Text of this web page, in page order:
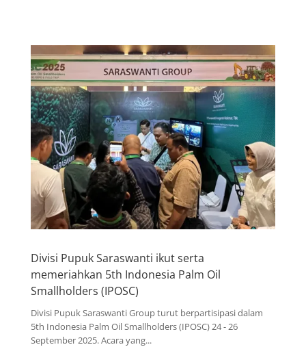
Divisi Pupuk Saraswanti ikut serta
memeriahkan 5th Indonesia Palm Oil
Smallholders (IPOSC)
Divisi Pupuk Saraswanti Group turut berpartisipasi dalam
5th Indonesia Palm Oil Smallholders (IPOSC) 24 - 26
September 2025. Acara yang...